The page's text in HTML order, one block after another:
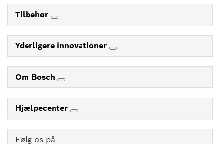
Tilbehør
Yderligere innovationer
Om Bosch
Hjælpecenter
Følg os på